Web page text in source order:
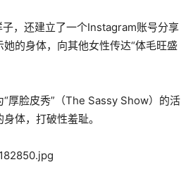
，还建立了一个Instagram账号分享
的身体，向其他女性传达“体毛旺盛
厚脸皮秀”（The Sassy Show）的活
体，打破性羞耻。